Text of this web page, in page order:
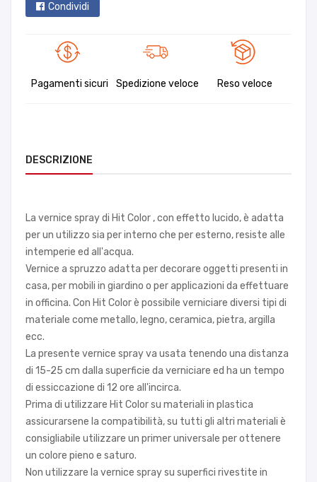
Condividi
Pagamenti sicuri Spedizione veloce Reso veloce
DESCRIZIONE
La vernice spray di Hit Color , con effetto lucido, è adatta
per un utilizzo sia per interno che per esterno, resiste alle
intemperie ed all'acqua.
Vernice a spruzzo adatta per decorare oggetti presenti in
casa, per mobili in giardino o per applicazioni da effettuare
in officina. Con Hit Color è possibile verniciare diversi tipi di
materiale come metallo, legno, ceramica, pietra, argilla
ecc.
La presente vernice spray va usata tenendo una distanza
di 15-25 cm dalla superficie da verniciare ed ha un tempo
di essiccazione di 12 ore all'incirca.
Prima di utilizzare Hit Color su materiali in plastica
assicurarsene la compatibilità, su tutti gli altri materiali è
consigliabile utilizzare un primer universale per ottenere
un colore pieno e saturo.
Non utilizzare la vernice spray su superfici rivestite in